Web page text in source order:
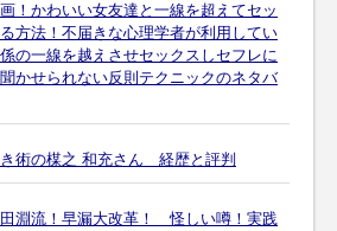
！かわいい女友達と一線を超えてセッ
方法！不届きな心理学者が利用してい
の一線を越えさせセックスしセフレに
かせられない反則テクニックのネタバ
術の楳之 和充さん 経歴と評判
淵流！早漏大改革！ 怪しい噂！実践